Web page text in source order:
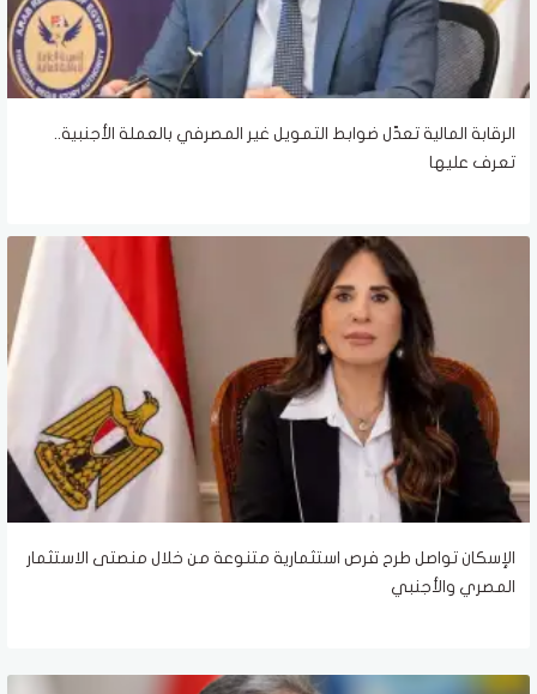
الرقابة المالية تعدّل ضوابط التمويل غير المصرفي بالعملة الأجنبية..
تعرف عليها
الإسكان تواصل طرح فرص استثمارية متنوعة من خلال منصتى الاستثمار
المصري والأجنبي